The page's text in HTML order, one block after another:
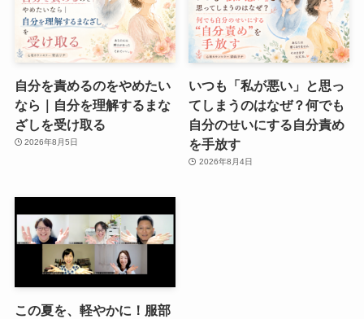
自分を責めるのをやめたい
なら｜自分を理解するまな
ざしを受け取る
2026年8月5日
いつも「私が悪い」と思っ
てしまうのはなぜ？何でも
自分のせいにする自分責め
を手放す
2026年8月4日
この夏を、軽やかに！服部